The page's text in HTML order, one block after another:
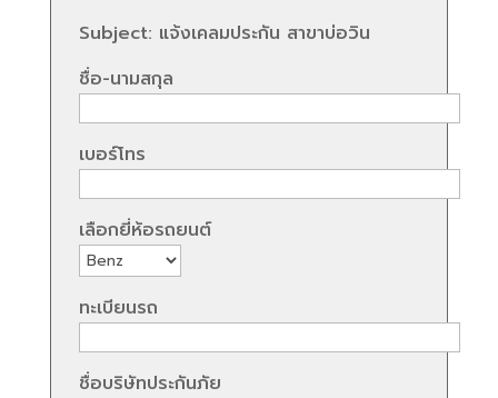
Subject: แจ้งเคลมประกัน สาขาบ่อวิน
ชื่อ-นามสกุล
เบอร์โทร
เลือกยี่ห้อรถยนต์
ทะเบียนรถ
ชื่อบริษัทประกันภัย